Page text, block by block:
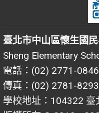
臺北市中山區懷生國
Sheng Elementary
電話：(02) 2771-0846
傳真：(02) 2781-8293
學校地址：104322